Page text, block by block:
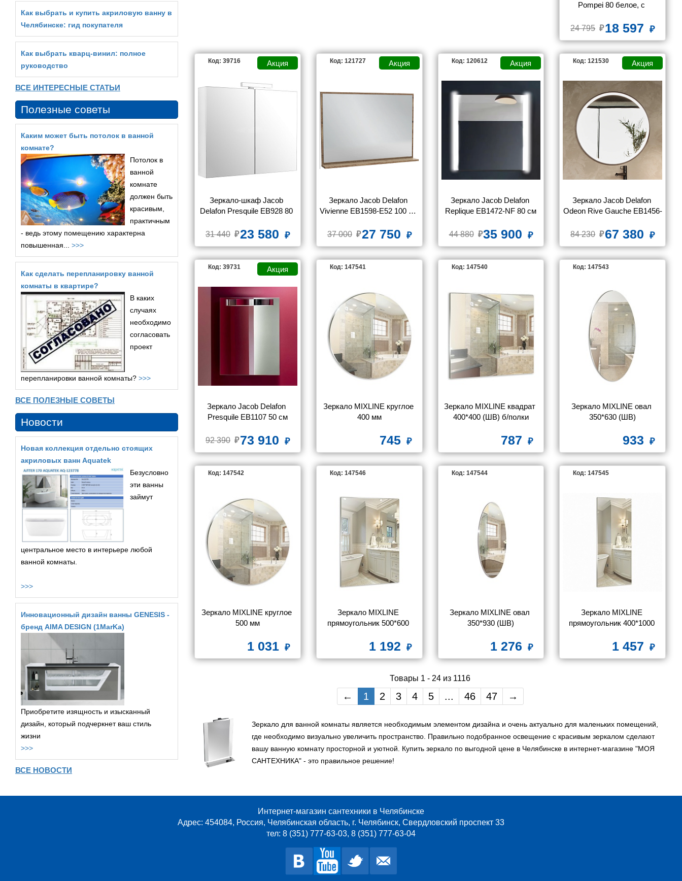
Pompei 80 белое, с
24 795
18 597
Код: 39716
Зеркало-шкаф Jacob
Delafon Presquile EB928 80
31 440
23 580
Код: 121727
Зеркало Jacob Delafon
Vivienne EB1598-E52 100 см
37 000
27 750
Код: 120612
Зеркало Jacob Delafon
Replique EB1472-NF 80 см
44 880 35 900
Код: 121530
Зеркало Jacob Delafon
Odeon Rive Gauche EB1456-
84 230
67 380
Код: 39731
Зеркало Jacob Delafon
Presquile EB1107 50 см
92 390 73 910
Код: 147541
Зеркало MIXLINE круглое
400 мм
745
Код: 147540
Зеркало MIXLINE квадрат
400*400 (ШВ) б/полки
787
Код: 147543
Зеркало MIXLINE овал
350*630 (ШВ)
933
Код: 147542
Зеркало MIXLINE круглое
500 мм
1 031
Код: 147546
Зеркало MIXLINE
прямоугольник 500*600
1 192
Код: 147544
Зеркало MIXLINE овал
350*930 (ШВ)
1 276
Код: 147545
Зеркало MIXLINE
прямоугольник 400*1000
1 457
Товары 1 - 24 из 1116
← 1 2 3 4 5 ... 46 47 →
Зеркало для ванной комнаты является необходимым элементом дизайна и очень актуально для маленьких помещений,
где необходимо визуально увеличить пространство. Правильно подобранное освещение с красивым зеркалом сделают
вашу ванную комнату просторной и уютной. Купить зеркало по выгодной цене в Челябинске в интернет-магазине "МОЯ
САНТЕХНИКА" - это правильное решение!
Как выбрать и купить акриловую ванну в
Челябинске: гид покупателя
Как выбрать кварц‑винил: полное
руководство
ВСЕ ИНТЕРЕСНЫЕ СТАТЬИ
Полезные советы
Каким может быть потолок в ванной
комнате?
Потолок в
ванной
комнате
должен быть
красивым,
практичным
- ведь этому помещению характерна
повышенная... >>>
Как сделать перепланировку ванной
комнаты в квартире?
В каких
случаях
необходимо
согласовать
проект
перепланировки ванной комнаты? >>>
ВСЕ ПОЛЕЗНЫЕ СОВЕТЫ
Новости
Новая коллекция отдельно стоящих
акриловых ванн Aquatek
Безусловно
эти ванны
займут
центральное место в интерьере любой
ванной комнаты.
>>>
Инновационный дизайн ванны GENESIS -
бренд AIMA DESIGN (1MarKa)
Приобретите изящность и изысканный
дизайн, который подчеркнет ваш стиль
жизни
>>>
ВСЕ НОВОСТИ
Интернет-магазин сантехники в Челябинске
Адрес: 454084, Россия, Челябинская область, г. Челябинск, Свердловский проспект 33
тел: 8 (351) 777-63-03, 8 (351) 777-63-04